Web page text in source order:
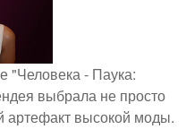
"Человека - Паука:
выбрала не просто
артефакт высокой моды.